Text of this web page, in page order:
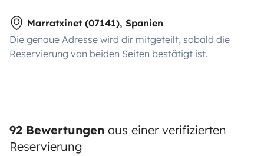
Marratxinet (07141), Spanien
Die genaue Adresse wird dir mitgeteilt, sobald die
Reservierung von beiden Seiten bestätigt ist.
92 Bewertungen aus einer verifizierten
Reservierung